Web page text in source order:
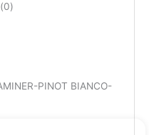
(0)
PINOT BIANCO-